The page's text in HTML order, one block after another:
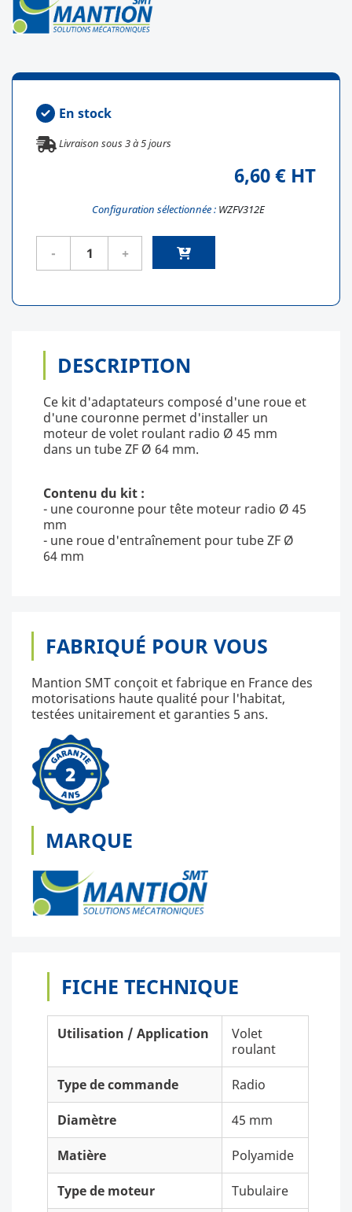
En stock
Livraison sous3à5jours
6,60 € HT
Configuration sélectionnée : WZFV312E
DESCRIPTION
Ce kit d'adaptateurs composé d'une roue et
d'une couronne permet d'installer un
moteur de volet roulant radio Ø 45 mm
dans un tube ZF Ø 64 mm.
Contenu du kit :
- une couronne pour tête moteur radio Ø 45
mm
- une roue d'entraînement pour tube ZF Ø
64 mm
FABRIQUÉ POUR VOUS
Mantion SMT conçoit et fabrique en France des
motorisations haute qualité pour l'habitat,
testées unitairement et garanties 5 ans.
MARQUE
FICHE TECHNIQUE
Utilisation / Application
Volet
roulant
Type de commande Radio
Diamètre 45 mm
Matière Polyamide
Type de moteur Tubulaire